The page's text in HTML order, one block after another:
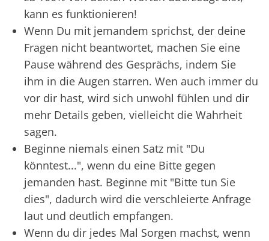
kann es funktionieren!
Wenn Du mit jemandem sprichst, der deine
Fragen nicht beantwortet, machen Sie eine
Pause während des Gesprächs, indem Sie
ihm in die Augen starren. Wen auch immer du
vor dir hast, wird sich unwohl fühlen und dir
mehr Details geben, vielleicht die Wahrheit
sagen.
Beginne niemals einen Satz mit "Du
könntest...", wenn du eine Bitte gegen
jemanden hast. Beginne mit "Bitte tun Sie
dies", dadurch wird die verschleierte Anfrage
laut und deutlich empfangen.
Wenn du dir jedes Mal Sorgen machst, wenn